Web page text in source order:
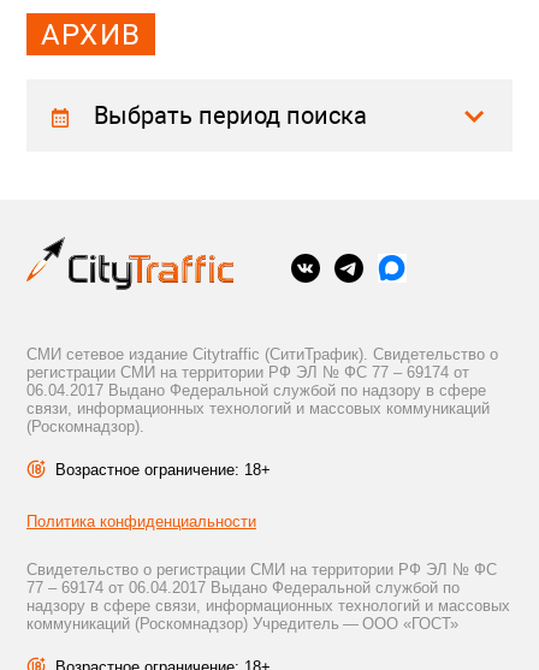
АРХИВ
Выбрать период поиска
СМИ сетевое издание Citytraffic (СитиТрафик). Свидетельство о
регистрации СМИ на территории РФ ЭЛ № ФС 77 – 69174 от
06.04.2017 Выдано Федеральной службой по надзору в сфере
связи, информационных технологий и массовых коммуникаций
(Роскомнадзор).
Возрастное ограничение: 18+
Политика конфиденциальности
Свидетельство о регистрации СМИ на территории РФ ЭЛ № ФС
77 – 69174 от 06.04.2017 Выдано Федеральной службой по
надзору в сфере связи, информационных технологий и массовых
коммуникаций (Роскомнадзор) Учредитель — ООО «ГОСТ»